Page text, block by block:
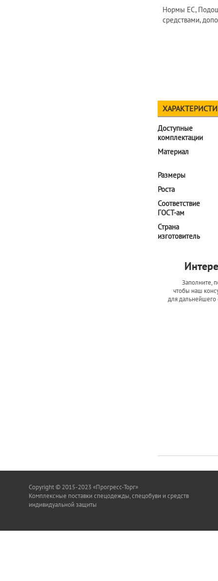
Нормы EC,
средствами,
Доступные
комплектации
Материал
Размеры
Роста
Соответствие
ГОСТ-ам
Страна
изготовитель
Заполните,
чтобы наш
для дальнейшего
Copyright © 2015-2023 «Прогресс-Торг»
Комплексные поставки спецодежды, спецобуви и средств
индивидуальной защиты